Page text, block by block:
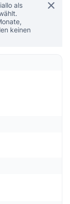
als
keinen